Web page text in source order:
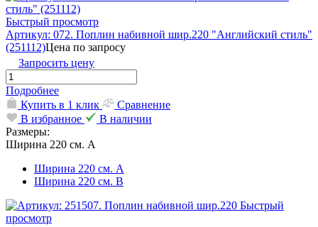
Быстрый просмотр
Артикул: 072. Поплин набивной шир.220 "Английский стиль"
(251112)Цена по запросу
Запросить цену
Подробнее
Купить в 1 клик
Сравнение
В избранное
В наличии
Размеры:
Ширина 220 см. А
Ширина 220 см. А
Ширина 220 см. В
Быстрый
просмотр